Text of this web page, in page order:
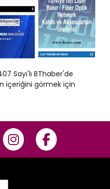
Sayı'lı BThaber'de
içeriğini görmek için